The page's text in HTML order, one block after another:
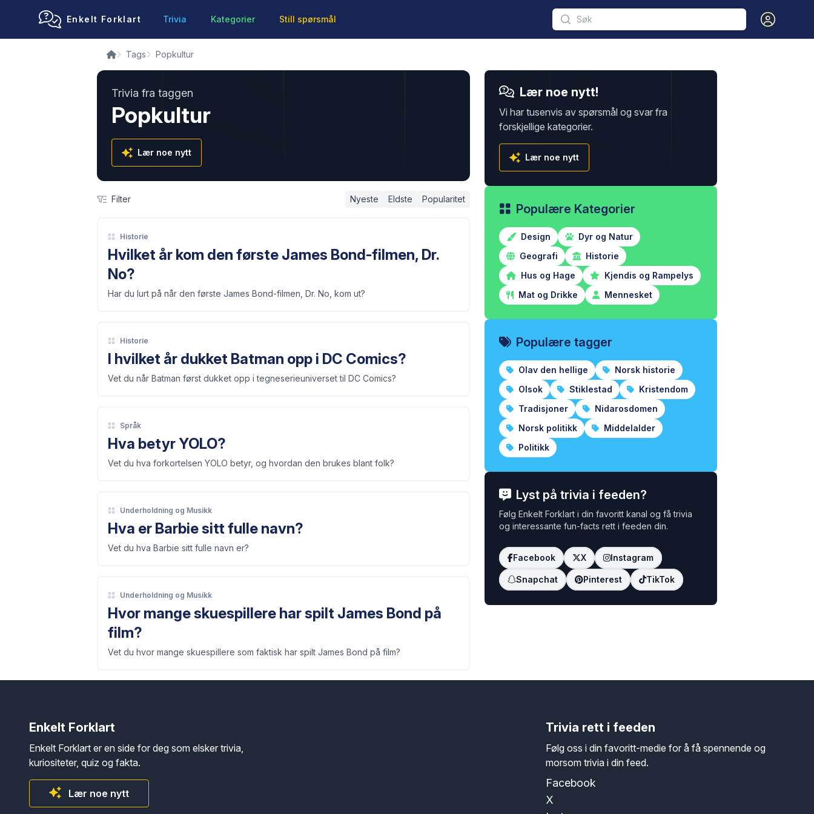
Enkelt Forklart Trivia Kategorier Still spørsmål Open user
Tags Popkultur
Trivia fra taggen
Popkultur
Lær noe nytt
Filter Nyeste Eldste Popularitet
Historie
Hvilket år kom den første James Bond-filmen, Dr.
No?
Har du lurt på når den første James Bond-filmen, Dr. No, kom ut?
Historie
I hvilket år dukket Batman opp i DC Comics?
Vet du når Batman først dukket opp i tegneserieuniverset til DC Comics?
Språk
Hva betyr YOLO?
Vet du hva forkortelsen YOLO betyr, og hvordan den brukes blant folk?
Underholdning og Musikk
Hva er Barbie sitt fulle navn?
Vet du hva Barbie sitt fulle navn er?
Underholdning og Musikk
Hvor mange skuespillere har spilt James Bond på
film?
Vet du hvor mange skuespillere som faktisk har spilt James Bond på film?
Lær noe nytt!
Vi har tusenvis av spørsmål og svar fra
forskjellige kategorier.
Lær noe nytt
Populære Kategorier
Design
Dyr og Natur
Geografi
Historie
Hus og Hage
Kjendis og Rampelys
Mat og Drikke
Mennesket
Populære tagger
Olav den hellige
Norsk historie
Olsok
Stiklestad
Kristendom
Tradisjoner
Nidarosdomen
Norsk politikk
Middelalder
Politikk
Lyst på trivia i feeden?
Følg Enkelt Forklart i din favoritt kanal og få trivia
og interessante fun-facts rett i feeden din.
Facebook X Instagram
Snapchat Pinterest TikTok
Enkelt Forklart
Enkelt Forklart er en side for deg som elsker trivia,
kuriositeter, quiz og fakta.
Lær noe nytt
Trivia rett i feeden
Følg oss i din favoritt-medie for å få spennende og
morsom trivia i din feed.
Facebook
X